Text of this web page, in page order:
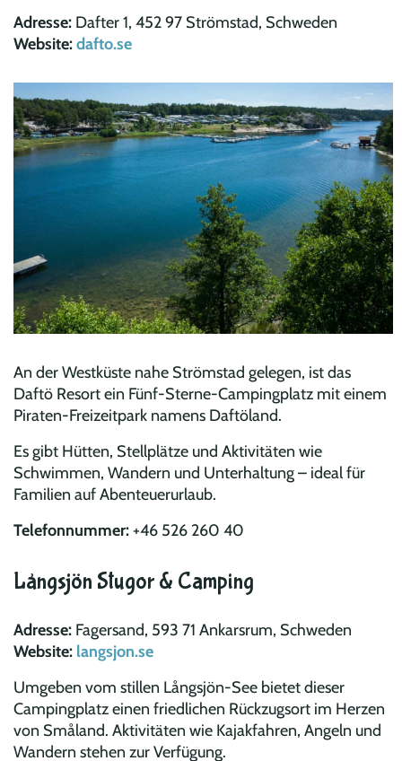
Adresse: Dafter 1, 452 97 Strömstad, Schweden
Website:dafto.se
An der Westküste nahe Strömstad gelegen, ist das
Daftö Resort ein Fünf-Sterne-Campingplatz mit einem
Piraten-Freizeitpark namens Daftöland.
Es gibt Hütten, Stellplätze und Aktivitäten wie
Schwimmen, Wandern und Unterhaltung – ideal für
Familien auf Abenteuerurlaub.
Telefonnummer:+46 526 260 40​
Långsjön Stugor & Camping
Adresse: Fagersand, 593 71 Ankarsrum, Schweden
Website: langsjon.se
Umgeben vom stillen Långsjön-See bietet dieser
Campingplatz einen friedlichen Rückzugsort im Herzen
von Småland. Aktivitäten wie Kajakfahren, Angeln und
Wandern stehen zur Verfügung.